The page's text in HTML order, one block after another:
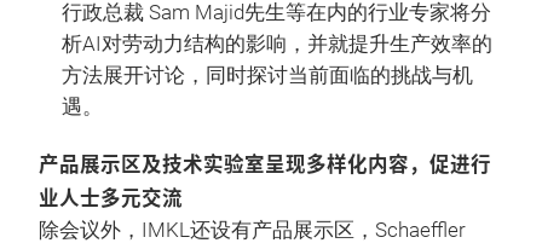
行政总裁 Sam Majid先生等在内的行业专家将分
析AI对劳动力结构的影响，并就提升生产效率的
方法展开讨论，同时探讨当前面临的挑战与机
遇。
产品展示区及技术实验室呈现多样化内容，促进行
业人士多元交流
除会议外，IMKL还设有产品展示区，Schaeffler